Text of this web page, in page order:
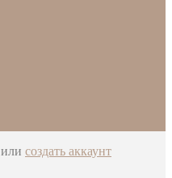
или создать аккаунт